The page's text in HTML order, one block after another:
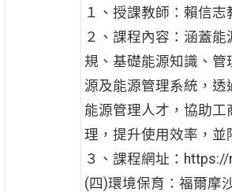
１、授課教師：賴信志
２、課程內容：涵蓋
規、基礎能源知識、管
源及能源管理系統，透
能源管理人才，協助工
理，提升使用效率，並
３、課程網址：
(四)環境保育：福爾摩